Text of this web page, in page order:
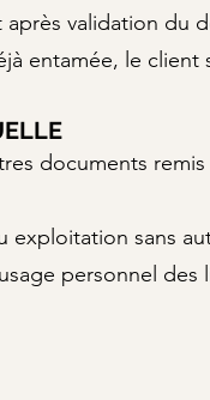
validation du
entamée, le
documents
exploitation sans
personnel